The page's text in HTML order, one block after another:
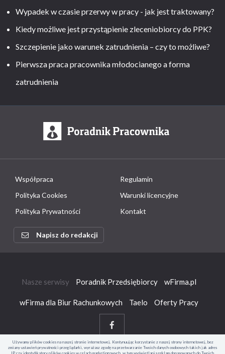
Wypadek w czasie przerwy w pracy - jak jest traktowany?
Kiedy możliwe jest przystąpienie zleceniobiorcy do PPK?
Szczepienie jako warunek zatrudnienia – czy to możliwe?
Pierwsza praca pracownika młodocianego a forma
zatrudnienia
Współpraca
Regulamin
Polityka Cookies
Warunki licencyjne
Polityka Prywatności
Kontakt
Napisz do redakcji
Nasze serwisy Poradnik Przedsiębiorcy wFirma.pl
wFirma dla Biur Rachunkowych Taelo Oferty Pracy
Używamy plików cookies na naszej stronie internetowej. Kontynuując korzystanie z naszej strony internetowej, bez
zmiany ustawień prywatności przeglądarki, wyrażasz zgodę na przetwarzanie Twoich danych osobowych takich jak adres
IP czy identyfikatory plików cookies w celach marketingowych, w tym wyświetlania reklam dopasowanych do Twoich